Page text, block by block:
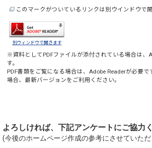
このマークがついているリンクは別ウインドウで
別ウィンドウで開きます
※資料としてPDFファイルが添付されている場合は、
す。
PDF書類をご覧になる場合は、 Adobe Readerが必要で
場合、最新バージョンをご利用ください。